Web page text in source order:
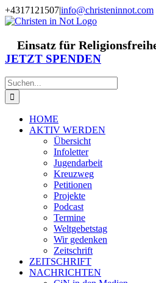
Zum
Inhalt
+4317121507|info@christeninnot.com
Facebook
Instagram
X
Spenden
Newsletter
Einsatz für
JETZT SPENDEN
Suche
nach:
HOME
AKTIV WERDEN
Übersicht
Infoletter
Jugendarbeit
Kreuzweg
Petitionen
Projekte
Podcast
Termine
Weltgebetstag
Wir gedenken
Zeitschrift
ZEITSCHRIFT
NACHRICHTEN